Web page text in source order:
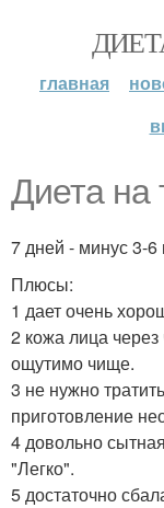
главная
Диета на
7 дней - минус 3-6
Плюсы:
1 дает очень
2 кожа лица через
ощутимо чище.
3 не нужно
приготовление
4 довольно
"Легко".
5 достаточно